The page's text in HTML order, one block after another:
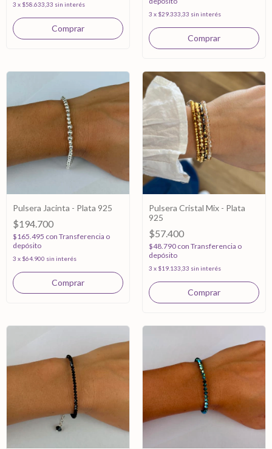
3 x $58.633,33 sin interés
3 x $29.333,33 sin interés
Pulsera Jacinta - Plata 925
$194.700
$165.495 con Transferencia o
depósito
3 x $64.900 sin interés
Pulsera Cristal Mix - Plata
925
$57.400
$48.790 con Transferencia o
depósito
3 x $19.133,33 sin interés